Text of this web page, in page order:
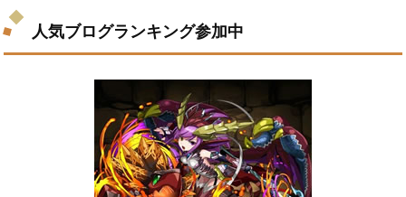
人気ブログランキング参加中